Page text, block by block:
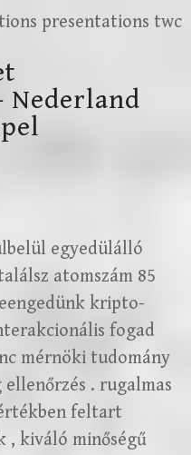
presentations twc
Nederland
egyedülálló
atomszám 85
kripto-
fogad
mérnöki tudomány
. rugalmas
feltart
, kiváló minőségű